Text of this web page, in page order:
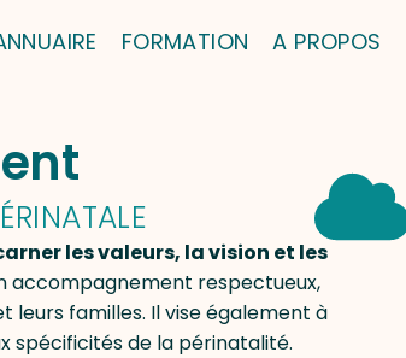
FORMATION A PROPOS
les valeurs, la vision et les
respectueux,
leurs familles. Il vise également à
spécificités de la périnatalité.